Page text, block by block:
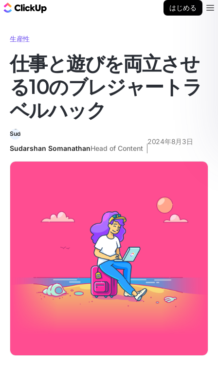
はじめる
生産性
仕事と遊びを両立させ
る10のブレジャートラ
ベルハック
Sudarshan SomanathanHead of Content
2024年8月3日